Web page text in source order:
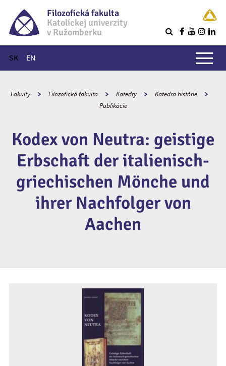
Filozofická fakulta
Katolíckej univerzity
v Ružomberku
SK EN
Hlavné menu
Fakulty Filozofická fakulta Katedry
Katedra histórie
Publikácie
Kodex von Neutra: geistige
Erbschaft der italienisch-
griechischen Mönche und
ihrer Nachfolger von
Aachen